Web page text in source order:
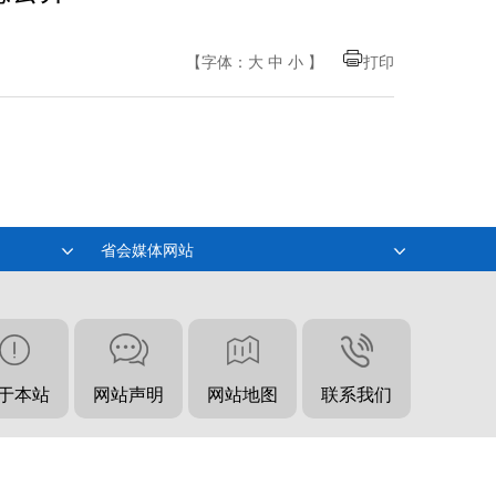
【字体： 大 中 小 】 打印